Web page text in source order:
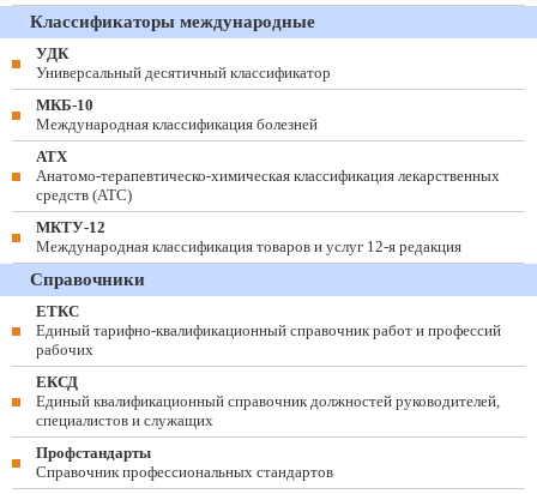
Классификаторы международные
УДК
Универсальный десятичный классификатор
МКБ-10
Международная классификация болезней
АТХ
Анатомо-терапевтическо-химическая классификация лекарственных
средств (ATC)
МКТУ-12
Международная классификация товаров и услуг 12-я редакция
Справочники
ЕТКС
Единый тарифно-квалификационный справочник работ и профессий
рабочих
ЕКСД
Единый квалификационный справочник должностей руководителей,
специалистов и служащих
Профстандарты
Справочник профессиональных стандартов